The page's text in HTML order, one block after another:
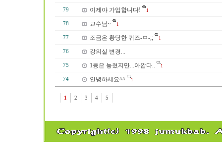
79 이제야 가입합니다! 1
78 교수님~ 1
77 조금은 황당한 퀴즈-ㅁ-;; 1
76 강의실 변경...
75 1등은 놓쳤지만...아깝다.. 1
74 안녕하세요^^ 1
1 2 3 4 5